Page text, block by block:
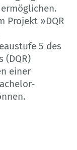
Projekt »DQR
5 des
(DQR)
einer